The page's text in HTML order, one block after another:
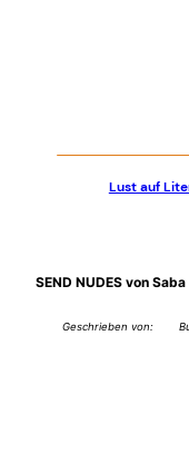
Lust auf
SEND NUDES von
Geschrieben von: